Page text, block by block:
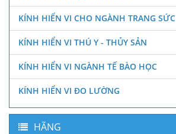
KÍNH HIỂN VI CHO NGÀNH TRANG SỨC
KÍNH HIỂN VI THÚ Y - THỦY SẢN
KÍNH HIỂN VI NGÀNH TẾ BÀO HỌC
KÍNH HIỂN VI ĐO LƯỜNG
HÃNG